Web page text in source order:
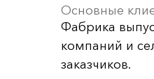
Основные
Фабрика
компаний и
заказчиков.